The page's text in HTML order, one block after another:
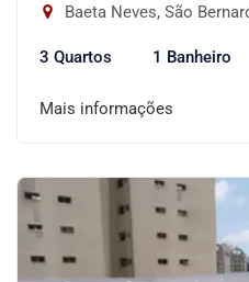
Baeta Neves, São
3 Quartos 1 Banheiro
Mais informações